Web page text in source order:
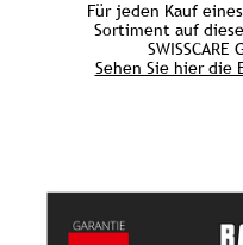
Für jeden Kauf
Sortiment auf
Sehen Sie hier die